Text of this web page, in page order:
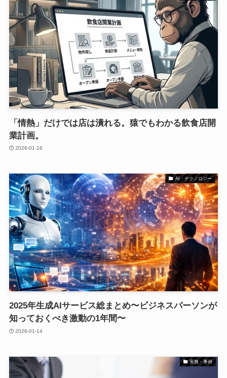
「情熱」だけでは店は潰れる。猿でもわかる飲食店開
業計画。
2026-01-16
AI・テクノロジー
2025年生成AIサービス総まとめ〜ビジネスパーソンが
知っておくべき激動の1年間〜
2026-01-14
実務・事例